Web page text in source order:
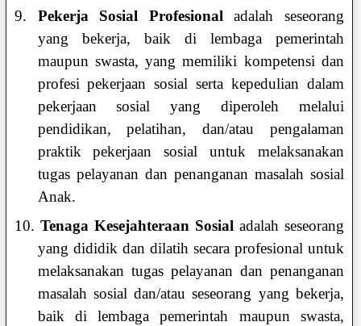
9. Pekerja Sosial Profesional adalah seseorang
yang bekerja, baik di lembaga pemerintah
maupun swasta, yang memiliki kompetensi dan
profesi pekerjaan sosial serta kepedulian dalam
pekerjaan sosial yang diperoleh melalui
pendidikan, pelatihan, dan/atau pengalaman
praktik pekerjaan sosial untuk melaksanakan
tugas pelayanan dan penanganan masalah sosial
Anak.
10.Tenaga Kesejahteraan Sosial adalah seseorang
yang dididik dan dilatih secara profesional untuk
melaksanakan tugas pelayanan dan penanganan
masalah sosial dan/atau seseorang yang bekerja,
baik di lembaga pemerintah maupun swasta,